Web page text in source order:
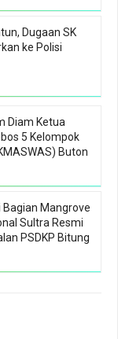
Dugaan SK
ke Polisi
Diam Ketua
5 Kelompok
Buton
Mangrove
Sultra Resmi
PSDKP Bitung